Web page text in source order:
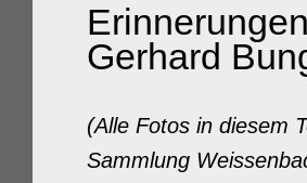
Gerhard
(Alle Fotos in diesem
Sammlung